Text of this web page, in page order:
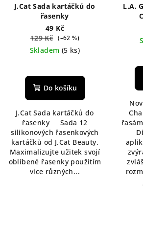
J.Cat Sada kartáčků do
řasenky
49 Kč
129 Kč (–62 %)
Skladem (5 ks)
Do košíku
J.Cat Sada kartáčků do
řasenky Sada 12
silikonových řasenkových
kartáčků od J.Cat Beauty.
Maximalizujte užitek svojí
oblíbené řasenky použitím
více různých...
L.A.